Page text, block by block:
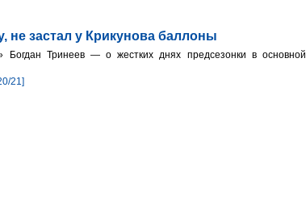
не застал у Крикунова баллоны
Тринеев — о жестких днях предсезонки в основной
21]